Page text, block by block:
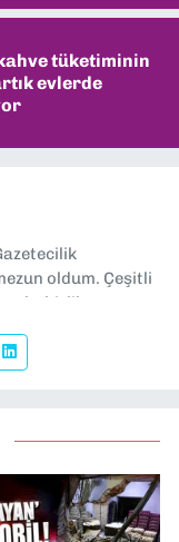
tüketiminin
evlerde
oldum. Çeşitli
yaptım.